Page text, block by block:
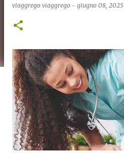
viaggrego viaggrego - giugno 08, 2025